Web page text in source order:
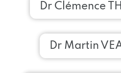
Dr Clémence
Dr Martin